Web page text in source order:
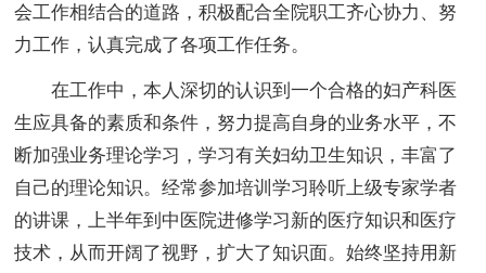
会工作相结合的道路，积极配合全院职工齐心协力、努
力工作，认真完成了各项工作任务。
在工作中，本人深切的认识到一个合格的妇产科医
生应具备的素质和条件，努力提高自身的业务水平，不
断加强业务理论学习，学习有关妇幼卫生知识，丰富了
自己的理论知识。经常参加培训学习聆听上级专家学者
的讲课，上半年到中医院进修学习新的医疗知识和医疗
技术，从而开阔了视野，扩大了知识面。始终坚持用新